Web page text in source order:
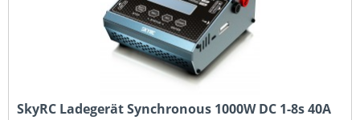
SkyRC Ladegerät Synchronous 1000W DC 1-8s 40A